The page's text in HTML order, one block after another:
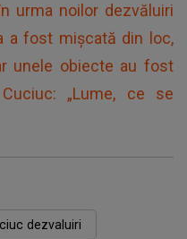
urma noilor dezvăluiri
a fost mișcată din loc,
unele obiecte au fost
„Lume, ce se
dezvaluiri